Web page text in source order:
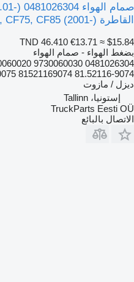
القاطرة DAF LF45, LF55, LF180, CF65, CF75, CF85 (2001-)
TND 46.410 €13.71 ≈ $15.84
بضغط الهواء - صمام الهواء
81.52116-9074 81521169074 81.52116-9075...
ديزل / مازوت
إستونيا، Tallinn
TruckParts Eesti OÜ
الاتصال بالبائع